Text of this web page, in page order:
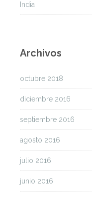
India
Archivos
octubre 2018
diciembre 2016
septiembre 2016
agosto 2016
julio 2016
junio 2016